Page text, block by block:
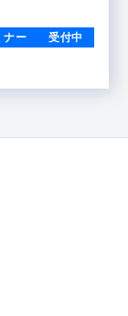
ナー
受付中